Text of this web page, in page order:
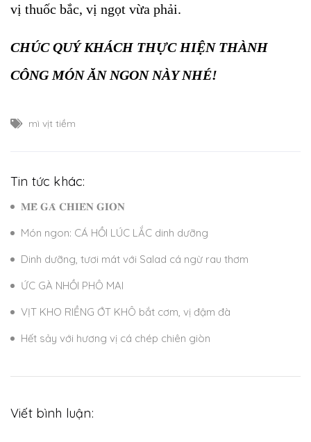
vị thuốc bắc, vị ngọt vừa phải.
CHÚC QUÝ KHÁCH THỰC HIỆN THÀNH
CÔNG MÓN ĂN NGON NÀY NHÉ!
mì vịt tiềm
Tin tức khác:
𝐌𝐄̂̀ 𝐆𝐀̀ 𝐂𝐇𝐈𝐄̂𝐍 𝐆𝐈𝐎̀𝐍
Món ngon: CÁ HỒI LÚC LẮC dinh dưỡng
Dinh dưỡng, tươi mát với Salad cá ngừ rau thơm
ỨC GÀ NHỒI PHÔ MAI
VỊT KHO RIỀNG ỚT KHÔ bắt cơm, vị đậm đà
Hết sảy với hương vị cá chép chiên giòn
Viết bình luận: